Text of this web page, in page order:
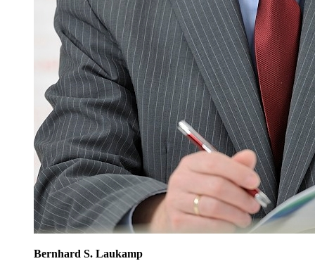
Bernhard S. Laukamp